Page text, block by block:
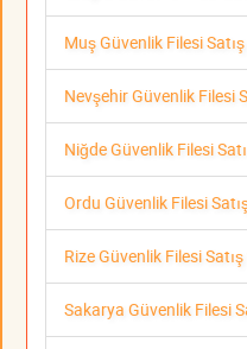
Muş Güvenlik Filesi
Nevşehir Güvenlik Filesi
Niğde Güvenlik Filesi
Ordu Güvenlik Filesi
Rize Güvenlik Filesi
Sakarya Güvenlik Filesi